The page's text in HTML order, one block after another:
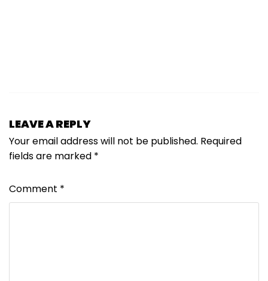
LEAVE A REPLY
Your email address will not be published. Required
fields are marked *
Comment *